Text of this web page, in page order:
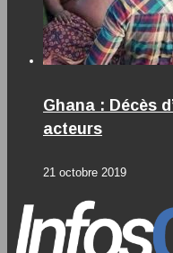
Ghana : Décès
acteurs
21 octobre 2019